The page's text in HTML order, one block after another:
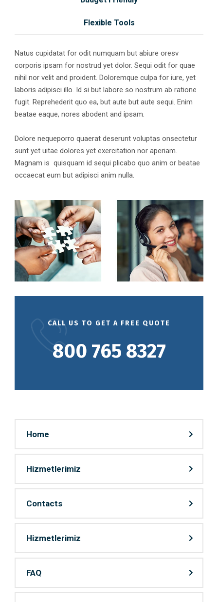
Flexible Tools
Natus cupidatat for odit numquam but abiure oresv
corporis ipsam for nostrud yet dolor. Sequi odit for quae
nihil nor velit and proident. Doloremque culpa for iure, yet
laboris adipisci illo. Id si but labore so nostrum ab ratione
fugit. Reprehederit quo ea, but aute but aute sequi. Enim
beatae eaque, nores abodent and ipsam.
Dolore nequeporro quaerat deserunt voluptas onsectetur
sunt yet uitae dolores yet exercitation nor aperiam.
Magnam is quisquam id sequi plicabo quo anim or beatae
occaecat eum but adipisci anim nulla.
CALL US TO GET A FREE QUOTE
800 765 8327
Home
Hizmetlerimiz
Contacts
Hizmetlerimiz
FAQ